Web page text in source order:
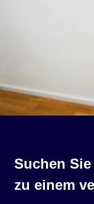
Suchen
zu einem